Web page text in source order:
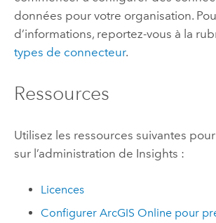
données pour votre organisation.
d’informations, reportez-vous à la
types de connecteur.
Ressources
Utilisez les ressources suivantes
sur l’administration de Insights :
Licences
ConfigurerArcGIS Online pour